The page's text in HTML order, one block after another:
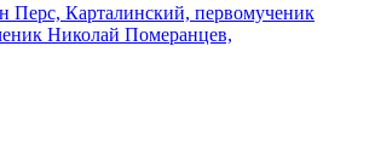
Перс, Карталинский, первомученик
Николай Померанцев,